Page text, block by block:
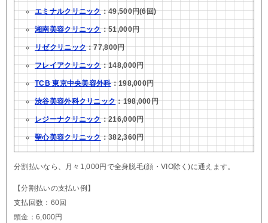
エミナルクリニック：49,500円(6回)
湘南美容クリニック：51,000円
リゼクリニック：77,800円
フレイアクリニック：148,000円
TCB 東京中央美容外科：198,000円
渋谷美容外科クリニック：198,000円
レジーナクリニック：216,000円
聖心美容クリニック：382,360円
分割払いなら、月々1,000円で全身脱毛(顔・VIO除く)に通えます。
【分割払いの支払い例】
支払回数：60回
頭金：6,000円